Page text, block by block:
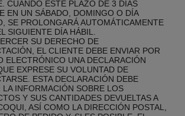
CUANDO ESTE PLAZO DE 3 DÍAS
EN UN SÁBADO, DOMINGO O DÍA
SE PROLONGARÁ AUTOMÁTICAMENTE
SIGUIENTE DÍA HÁBIL.
SU DERECHO DE
EL CLIENTE DEBE ENVIAR POR
ELECTRÓNICO UNA DECLARACIÓN
EXPRESE SU VOLUNTAD DE
ESTA DECLARACIÓN DEBE
LA INFORMACIÓN SOBRE LOS
Y SUS CANTIDADES DEVUELTAS A
ASÍ COMO LA DIRECCIÓN POSTAL,